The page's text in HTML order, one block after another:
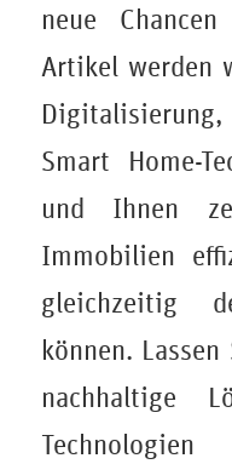
neue
Artikel werden
Smart Home-
und Ihnen
Immobilien
gleichzeitig
können.
nachhaltige